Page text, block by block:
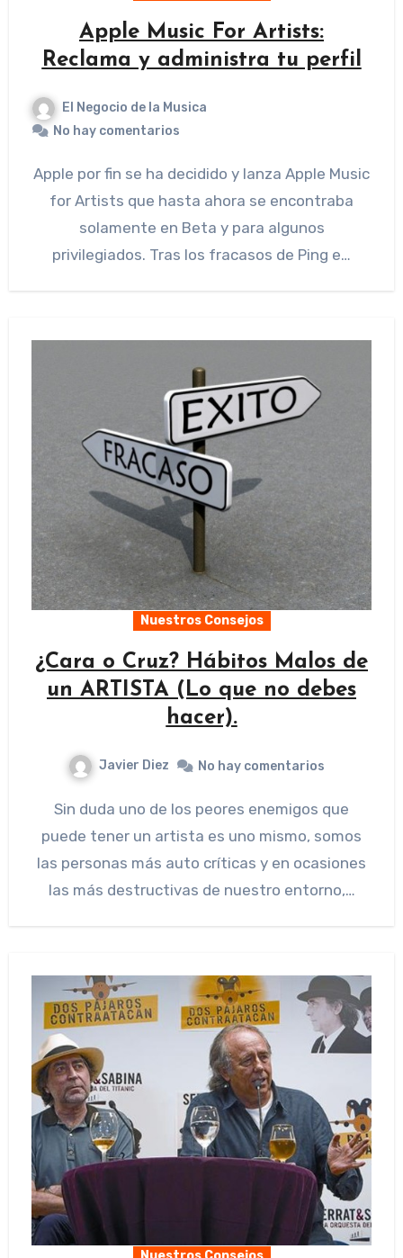
Apple Music For Artists:
Reclama y administra tu perfil
El Negocio de la Musica
No hay comentarios
Apple por fin se ha decidido y lanza Apple Music
for Artists que hasta ahora se encontraba
solamente en Beta y para algunos
privilegiados. Tras los fracasos de Ping e…
Nuestros Consejos
¿Cara o Cruz? Hábitos Malos de
un ARTISTA (Lo que no debes
hacer).
Javier Diez No hay comentarios
Sin duda uno de los peores enemigos que
puede tener un artista es uno mismo, somos
las personas más auto críticas y en ocasiones
las más destructivas de nuestro entorno,…